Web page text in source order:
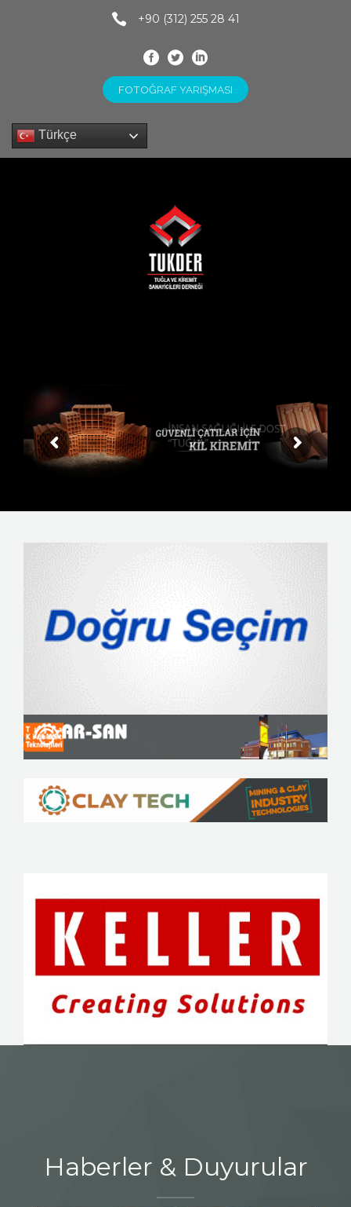
+90 (312) 255 28 41
FOTOĞRAF YARIŞMASI
Türkçe
KURUMSAL
ÜYELER
YAYINLAR
VIDEO
Haberler & Duyurular